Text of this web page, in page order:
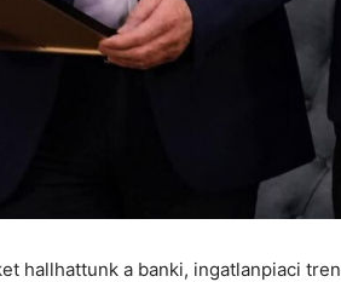
hallhattunk a banki, ingatlanpiaci